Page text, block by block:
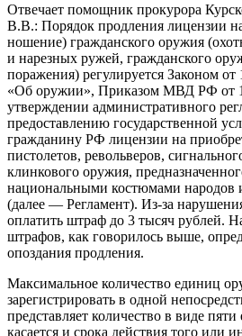
Отвечает помощник прокурора
В.В.: Порядок продления лицензии
ношение) гражданского оружия
и нарезных ружей, гражданского
поражения) регулируется Законом
«Об оружии», Приказом МВД РФ от
утверждении административного
предоставлению государственной
гражданину РФ лицензии на
пистолетов, револьверов,
клинкового оружия,
национальными костюмами народов
(далее — Регламент). Из-за
оплатить штраф до 3 тысяч рублей.
штрафов, как говорилось выше,
опоздания продления.
Максимальное количество единиц
зарегистрировать в одной
представляет количество в виде
касается и срока действия того или